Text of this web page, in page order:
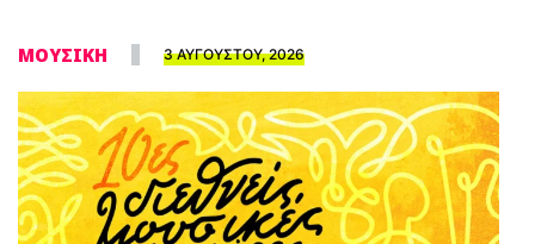
ΜΟΥΣΙΚΗ 3 ΑΥΓΟΥΣΤΟΥ, 2026